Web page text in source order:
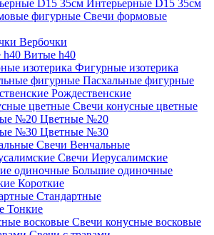
Интерьерные D15 35см
Свечи формовые
Вербочки
Витые h40
Фигурные изотерика
Пасхальные фигурные
Рождественские
Свечи конусные цветные
Цветные №20
Цветные №30
Свечи Венчальные
Свечи Иерусалимские
Большие одиночные
Короткие
Стандартные
Тонкие
Свечи конусные восковые